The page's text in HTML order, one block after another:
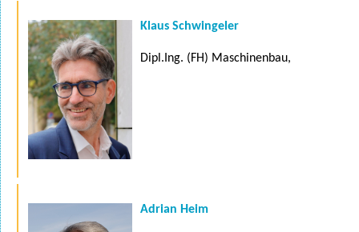
Klaus Schwingeler
Dipl.Ing. (FH) Maschinenbau,
Adrian Heim